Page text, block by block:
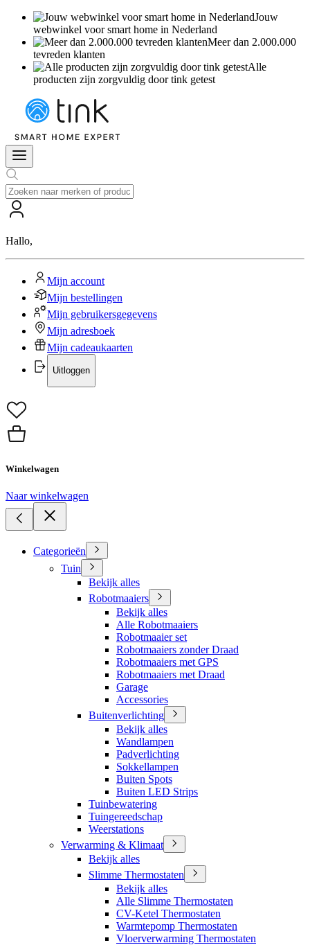
Jouw
webwinkel voor smart home in Nederland
Meer dan 2.000.000
tevreden klanten
Alle
producten zijn zorgvuldig door tink getest
Hallo,
Mijn account
Mijn bestellingen
Mijn gebruikersgegevens
Mijn adresboek
Mijn cadeaukaarten
Uitloggen
Winkelwagen
Naar winkelwagen
Categorieën
Tuin
Bekijk alles
Robotmaaiers
Bekijk alles
Alle Robotmaaiers
Robotmaaier set
Robotmaaiers zonder Draad
Robotmaaiers met GPS
Robotmaaiers met Draad
Garage
Accessories
Buitenverlichting
Bekijk alles
Wandlampen
Padverlichting
Sokkellampen
Buiten Spots
Buiten LED Strips
Tuinbewatering
Tuingereedschap
Weerstations
Verwarming & Klimaat
Bekijk alles
Slimme Thermostaten
Bekijk alles
Alle Slimme Thermostaten
CV-Ketel Thermostaten
Warmtepomp Thermostaten
Vloerverwarming Thermostaten